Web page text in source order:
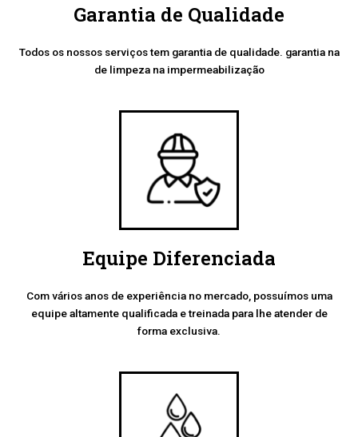
Garantia de Qualidade
Todos os nossos serviços tem garantia de qualidade. garantia na
de limpeza na impermeabilização
Equipe Diferenciada
Com vários anos de experiência no mercado, possuímos uma
equipe altamente qualificada e treinada para lhe atender de
forma exclusiva.